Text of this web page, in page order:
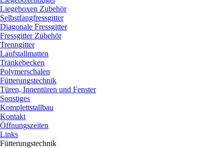
Liegeboxen Zubehör
Selbstfangfressgitter
Diagonale Fressgitter
Fressgitter Zubehör
Trenngitter
Laufstallmatten
Tränkebecken
Polymerschalen
Fütterungstechnik
Türen, Innentüren und Fenster
Sonstiges
Komplettstallbau
Kontakt
Öffnungszeiten
Links
Fütterungstechnik